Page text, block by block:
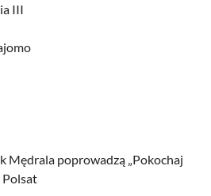
III
Mędrala poprowadzą „Pokochaj
Polsat